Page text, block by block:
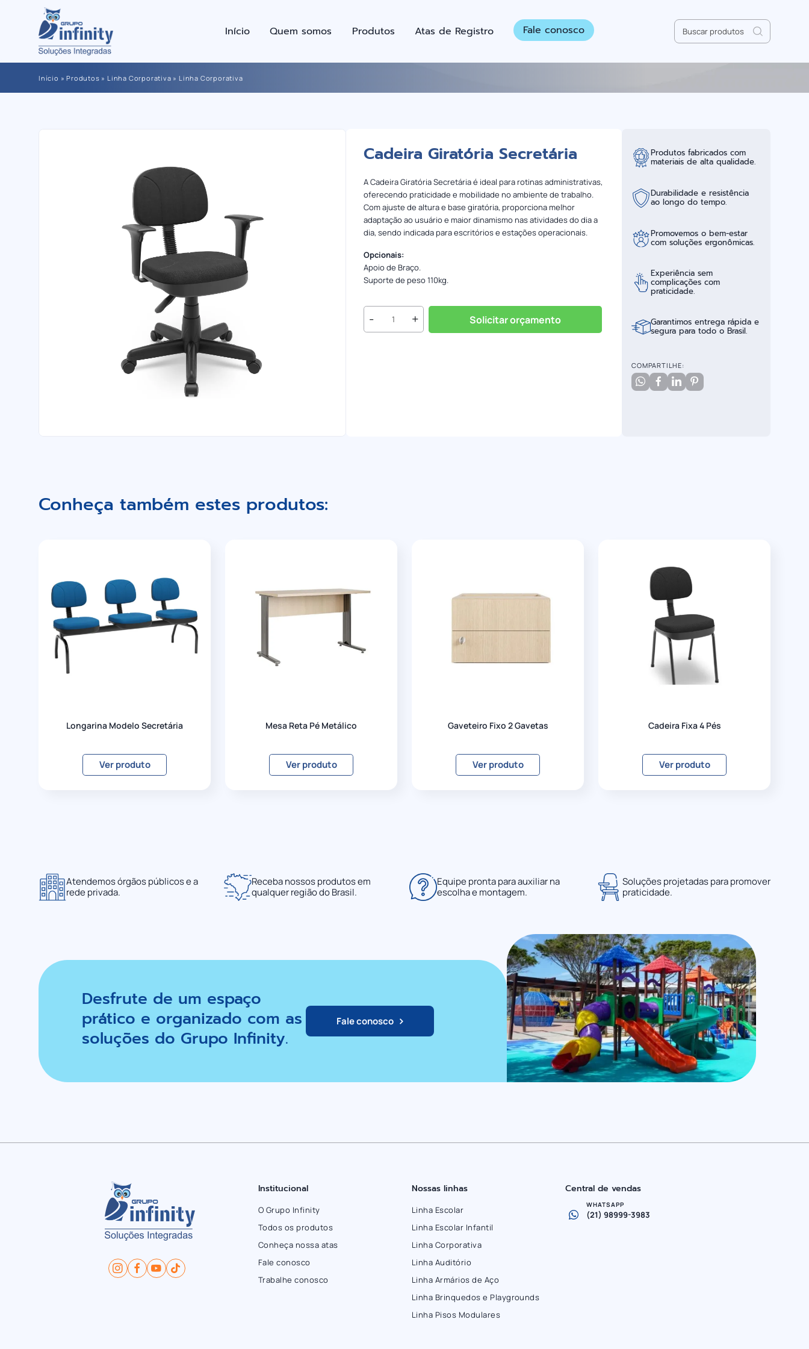
Início Quem somos Produtos Atas de Registro Fale conosco
Pesquisar
por:
Início »Produtos »Linha Corporativa » Linha Corporativa
Cadeira Giratória Secretária
A Cadeira Giratória Secretária é ideal para rotinas administrativas,
oferecendo praticidade e mobilidade no ambiente de trabalho.
Com ajuste de altura e base giratória, proporciona melhor
adaptação ao usuário e maior dinamismo nas atividades do dia a
dia, sendo indicada para escritórios e estações operacionais.
Opcionais:
Apoio de Braço.
Suporte de peso 110kg.
Cadeira
Giratória
Secretária
- + Solicitar orçamento
Produtos fabricados com
materiais de alta qualidade.
Durabilidade e resistência
ao longo do tempo.
Promovemos o bem-estar
com soluções ergonômicas.
Experiência sem
complicações com
praticidade.
Garantimos entrega rápida e
segura para todo o Brasil.
COMPARTILHE:
Conheça também estes produtos:
Longarina Modelo Secretária
Ver produto
Mesa Reta Pé Metálico
Ver produto
Gaveteiro Fixo 2 Gavetas
Ver produto
Cadeira Fixa 4 Pés
Ver produto
Atendemos órgãos públicos e a
rede privada.
Receba nossos produtos em
qualquer região do Brasil.
Equipe pronta para auxiliar na
escolha e montagem.
Soluções projetadas para promover
praticidade.
Desfrute de um espaço
prático e organizado com as
soluções do Grupo Infinity.
Fale conosco
Institucional
O Grupo Infinity
Todos os produtos
Conheça nossa atas
Fale conosco
Trabalhe conosco
Nossas linhas
Linha Escolar
Linha Escolar Infantil
Linha Corporativa
Linha Auditório
Linha Armários de Aço
Linha Brinquedos e Playgrounds
Linha Pisos Modulares
Central de vendas
WHATSAPP
(21) 98999-3983